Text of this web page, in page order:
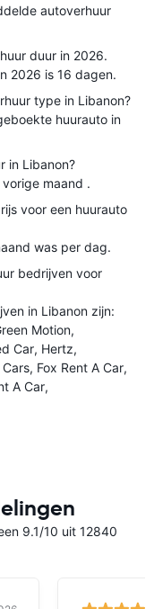
autoverhuur
duur in 2026.
2026 is 16 dagen.
type in Libanon?
huurauto in
in Libanon?
maand .
voor een huurauto
was per dag.
bedrijven voor
in Libanon zijn:
Motion
Car Hertz
Fox Rent A Car
A Car
9.1/10 uit 12840